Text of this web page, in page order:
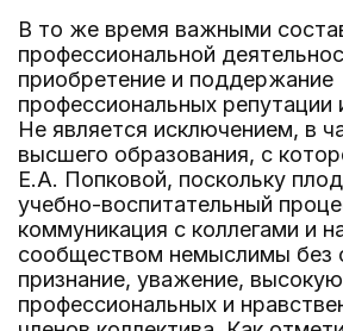
В то же время важными
профессиональной
приобретение и поддержание
профессиональных репутации
Не является исключением, в
высшего образования, с
Е.А. Попковой, поскольку
учебно-воспитательный
коммуникация с коллегами и
сообществом немыслимы без
признание, уважение,
профессиональных и